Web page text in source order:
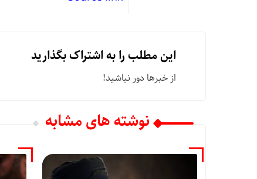
این مطلب را به اشتراک بگذارید
از خبرها دور نباشید!
نوشته های مشابه